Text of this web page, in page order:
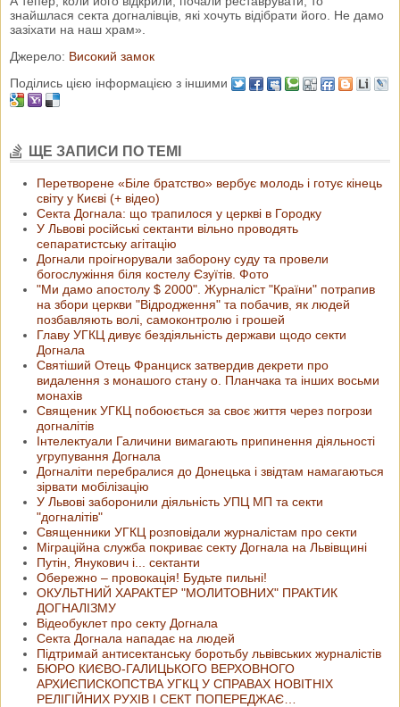
знайшлася секта догналівців, які хочуть відібрати його. Не дамо
зазіхати на наш храм».
Джерело: Високий замок
Поділись цією інформацією з іншими
ЩЕ ЗАПИСИ ПО ТЕМІ
Перетворене «Біле братство» вербує молодь і готує кінець
світу у Києві (+ відео)
Секта Догнала: що трапилося у церкві в Городку
У Львові російські сектанти вільно проводять
сепаратистську агітацію
Догнали проігнорували заборону суду та провели
богослужіння біля костелу Єзуїтів. Фото
"Ми дамо апостолу $ 2000". Журналіст "Країни" потрапив
на збори церкви "Відродження" та побачив, як людей
позбавляють волі, самоконтролю і грошей
Главу УГКЦ дивує бездіяльність держави щодо секти
Догнала
Святіший Отець Франциск затвердив декрети про
видалення з монашого стану о. Планчака та інших восьми
монахів
Священик УГКЦ побоюється за своє життя через погрози
догналітів
Інтелектуали Галичини вимагають припинення діяльності
угрупування Догнала
Догналіти перебралися до Донецька і звідтам намагаються
зірвати мобілізацію
У Львові заборонили діяльність УПЦ МП та секти
"догналітів"
Священники УГКЦ розповідали журналістам про секти
Міграційна служба покриває секту Догнала на Львівщині
Путін, Янукович і... сектанти
Обережно – провокація! Будьте пильні!
ОКУЛЬТНИЙ ХАРАКТЕР "МОЛИТОВНИХ" ПРАКТИК
ДОГНАЛІЗМУ
Відеобуклет про секту Догнала
Секта Догнала нападає на людей
Підтримай антисектанську боротьбу львівських журналістів
БЮРО КИЄВО-ГАЛИЦЬКОГО ВЕРХОВНОГО
АРХИЄПИСКОПСТВА УГКЦ У СПРАВАХ НОВІТНІХ
РЕЛІГІЙНИХ РУХІВ І СЕКТ ПОПЕРЕДЖАЄ…